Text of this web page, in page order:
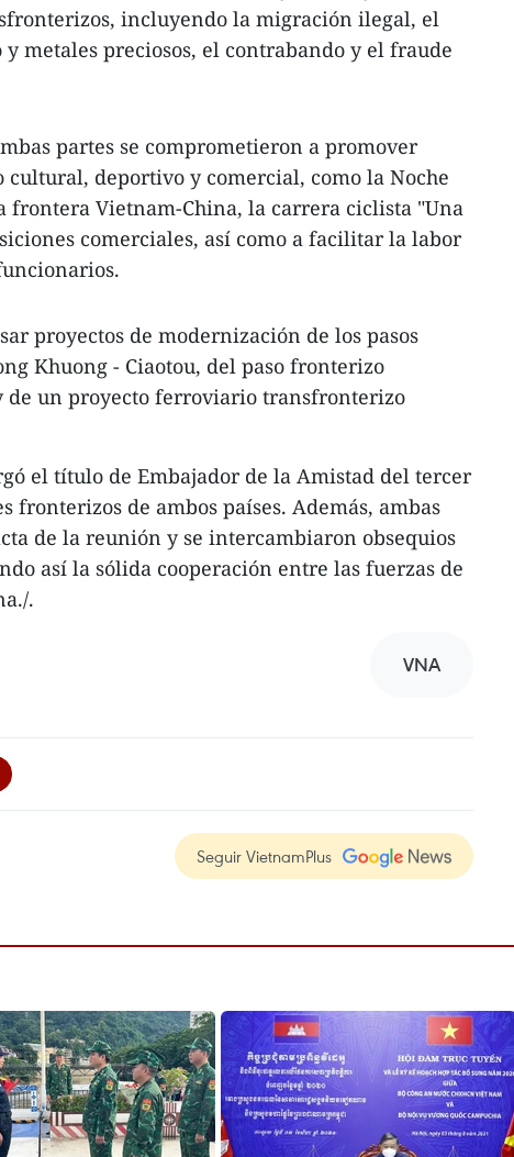
incluyendo la migración ilegal, el
metales preciosos, el contrabando y el fraude
partes se comprometieron a promover
deportivo y comercial, como la Noche
frontera Vietnam-China, la carrera ciclista "Una
comerciales, así como a facilitar la labor
proyectos de modernización de los pasos
Khuong - Ciaotou, del paso fronterizo
de un proyecto ferroviario transfronterizo
el título de Embajador de la Amistad del tercer
fronterizos de ambos países. Además, ambas
de la reunión y se intercambiaron obsequios
así la sólida cooperación entre las fuerzas de
.
VNA
Seguir VietnamPlus